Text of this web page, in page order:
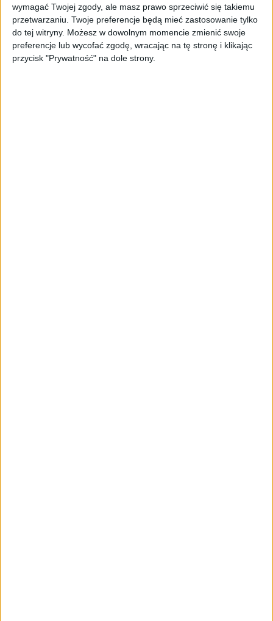
wymagać Twojej zgody, ale masz prawo sprzeciwić się takiemu
przetwarzaniu. Twoje preferencje będą mieć zastosowanie tylko
do tej witryny. Możesz w dowolnym momencie zmienić swoje
preferencje lub wycofać zgodę, wracając na tę stronę i klikając
przycisk "Prywatność" na dole strony.